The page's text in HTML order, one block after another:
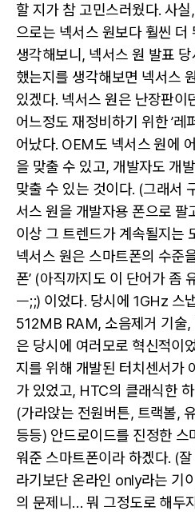
할 지가 참 고민스러웠다. 사
으로는 넥서스 원보다 훨씬 더
생각해보니, 넥서스 원 발표
했는지를 생각해보면 넥서스
있겠다. 넥서스 원은 난장판이
어느정도 재정비하기 위한 ’레
어났다. OEM도 넥서스 원에
을 맞출 수 있고, 개발자도 개
맞출 수 있는 것이다. (그래서
서스 원을 개발자용 폰으로 팔
이상 그 트렌드가 계속될지는
넥서스 원은 스마트폰의 수준
폰’ (아직까지도 이 단어가 좀
ㅡ;;) 이었다. 당시에 1GHz 스
512MB RAM, 소음제거 기술,
은 당시에 여러모로 혁신적이
지를 위해 개발된 터치센서가
가 있었고, HTC의 클래식한
(가라앉는 전원버튼, 트랙볼,
등등) 안드로이드를 진정한 스
워준 스마트폰이라 하겠다. (
라기보단 온라인 only라는 기
의 문제니… 뭐 그정도로 해두